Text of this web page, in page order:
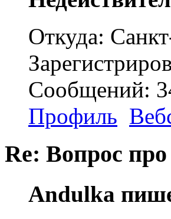
Откуда:
Сообщений:
Профиль
Re: Вопрос
Andulka